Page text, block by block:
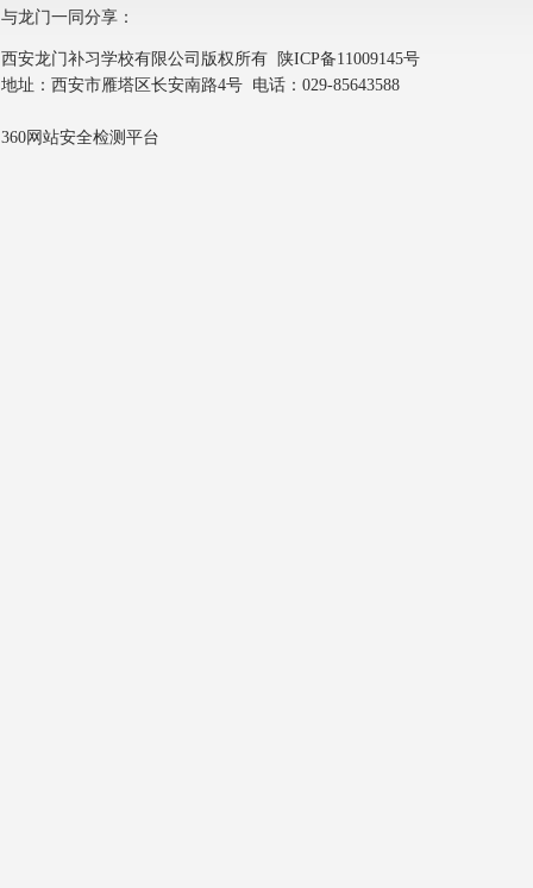
与龙门一同分享：
西安龙门补习学校有限公司版权所有
陕ICP备11009145号
地址：西安市雁塔区长安南路4号 电话：029-85643588
360网站安全检测平台